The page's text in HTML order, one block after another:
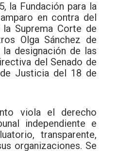
la Fundación para la
en contra del
Suprema Corte de
Olga Sánchez de
designación de las
del Senado de
Justicia del 18 de
viola el derecho
independiente e
transparente,
organizaciones. Se